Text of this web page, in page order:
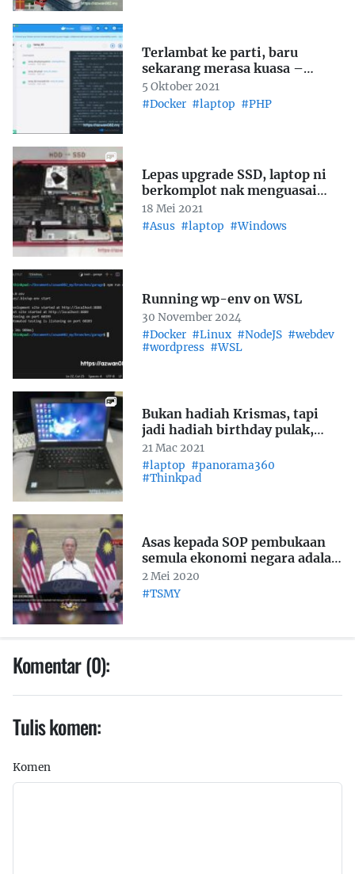
Terlambat ke parti, baru
sekarang merasa kuasa –
Docker + PHP
5 Oktober 2021
#Docker #laptop #PHP
Lepas upgrade SSD, laptop ni
berkomplot nak menguasai
dunia
18 Mei 2021
#Asus #laptop #Windows
Running wp-env on WSL
30 November 2024
#Docker #Linux #NodeJS #webdev
#wordpress #WSL
Bukan hadiah Krismas, tapi
jadi hadiah birthday pulak,
Thinkpad X260
21 Mac 2021
#laptop #panorama360
#Thinkpad
Asas kepada SOP pembukaan
semula ekonomi negara adalah
tiga perkara ini:
2 Mei 2020
#TSMY
Komentar (0):
Tulis komen:
Komen